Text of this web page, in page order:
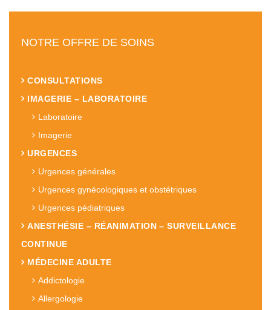
NOTRE OFFRE DE SOINS
CONSULTATIONS
IMAGERIE – LABORATOIRE
Laboratoire
Imagerie
URGENCES
Urgences générales
Urgences gynécologiques et obstétriques
Urgences pédiatriques
ANESTHÉSIE – RÉANIMATION – SURVEILLANCE
CONTINUE
MÉDECINE ADULTE
Addictologie
Allergologie